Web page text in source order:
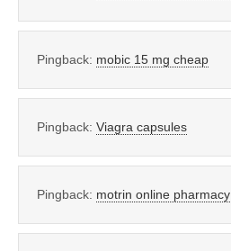
Pingback: mobic 15 mg cheap
Pingback: Viagra capsules
Pingback: motrin online pharmacy